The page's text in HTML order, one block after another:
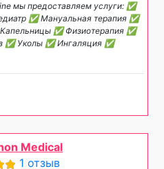
мы предоставляем услуги: ✅
✅ Мануальная терапия ✅
✅ Физиотерапия ✅
✅ Уколы ✅ Ингаляция ✅
Medical
1 отзыв